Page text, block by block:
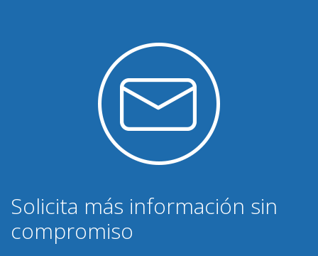
Solicita más información sin
compromiso